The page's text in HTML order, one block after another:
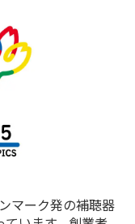
マーク発の補聴器